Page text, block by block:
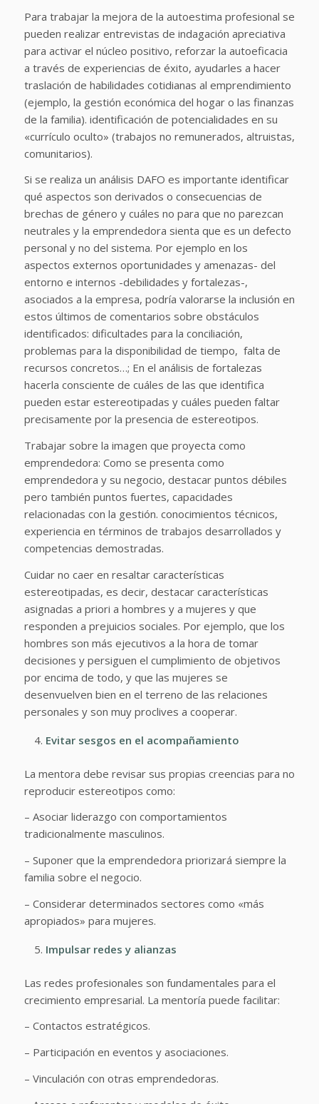
Para trabajar la mejora de la autoestima profesional se
pueden realizar entrevistas de indagación apreciativa
para activar el núcleo positivo, reforzar la autoeficacia
a través de experiencias de éxito, ayudarles a hacer
traslación de habilidades cotidianas al emprendimiento
(ejemplo, la gestión económica del hogar o las finanzas
de la familia). identificación de potencialidades en su
«currículo oculto» (trabajos no remunerados, altruistas,
comunitarios).
Si se realiza un análisis DAFO es importante identificar
qué aspectos son derivados o consecuencias de
brechas de género y cuáles no para que no parezcan
neutrales y la emprendedora sienta que es un defecto
personal y no del sistema. Por ejemplo en los
aspectos externos oportunidades y amenazas- del
entorno e internos -debilidades y fortalezas-,
asociados a la empresa, podría valorarse la inclusión en
estos últimos de comentarios sobre obstáculos
identificados: dificultades para la conciliación,
problemas para la disponibilidad de tiempo, falta de
recursos concretos…; En el análisis de fortalezas
hacerla consciente de cuáles de las que identifica
pueden estar estereotipadas y cuáles pueden faltar
precisamente por la presencia de estereotipos.
Trabajar sobre la imagen que proyecta como
emprendedora: Como se presenta como
emprendedora y su negocio, destacar puntos débiles
pero también puntos fuertes, capacidades
relacionadas con la gestión. conocimientos técnicos,
experiencia en términos de trabajos desarrollados y
competencias demostradas.
Cuidar no caer en resaltar características
estereotipadas, es decir, destacar características
asignadas a priori a hombres y a mujeres y que
responden a prejuicios sociales. Por ejemplo, que los
hombres son más ejecutivos a la hora de tomar
decisiones y persiguen el cumplimiento de objetivos
por encima de todo, y que las mujeres se
desenvuelven bien en el terreno de las relaciones
personales y son muy proclives a cooperar.
Evitar sesgos en el acompañamiento
La mentora debe revisar sus propias creencias para no
reproducir estereotipos como:
– Asociar liderazgo con comportamientos
tradicionalmente masculinos.
– Suponer que la emprendedora priorizará siempre la
familia sobre el negocio.
– Considerar determinados sectores como «más
apropiados» para mujeres.
Impulsar redes y alianzas
Las redes profesionales son fundamentales para el
crecimiento empresarial. La mentoría puede facilitar:
– Contactos estratégicos.
– Participación en eventos y asociaciones.
– Vinculación con otras emprendedoras.